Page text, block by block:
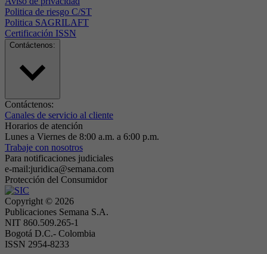
Politica de riesgo C/ST
Politica SAGRILAFT
Certificación ISSN
Contáctenos:
Contáctenos:
Canales de servicio al cliente
Horarios de atención
Lunes a Viernes de 8:00 a.m. a 6:00 p.m.
Trabaje con nosotros
Para notificaciones judiciales
e-mail:juridica@semana.com
Protección del Consumidor
Copyright © 2026
Publicaciones Semana S.A.
NIT 860.509.265-1
Bogotá D.C.- Colombia
ISSN 2954-8233